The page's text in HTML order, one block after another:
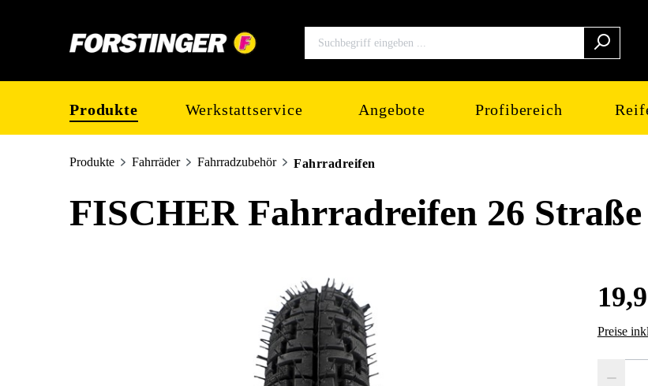
Produkte Werkstattservice Angebote Profibereich
Produkte Fahrräder Fahrradzubehör Fahrradreifen
FISCHER Fahrradreifen 26 Straße
Preise